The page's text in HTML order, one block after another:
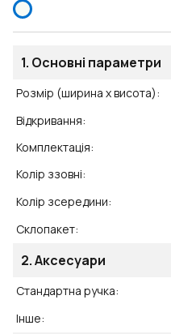
1. Основні параметри
Розмір (ширина x висота):
Відкривання:
Комплектація:
Колір ззовні:
Колір зсередини:
Склопакет:
2.Аксесуари
Стандартна ручка:
Інше: